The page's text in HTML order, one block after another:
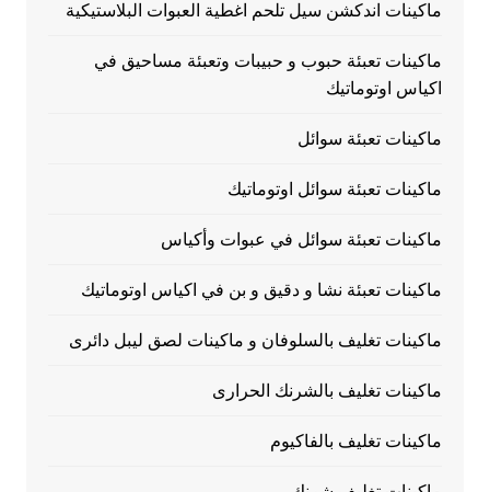
ماكينات اندكشن سيل تلحم اغطية العبوات البلاستيكية
ماكينات تعبئة حبوب و حبيبات وتعبئة مساحيق في
اكياس اوتوماتيك
ماكينات تعبئة سوائل
ماكينات تعبئة سوائل اوتوماتيك
ماكينات تعبئة سوائل في عبوات وأكياس
ماكينات تعبئة نشا و دقيق و بن في اكياس اوتوماتيك
ماكينات تغليف بالسلوفان و ماكينات لصق ليبل دائرى
ماكينات تغليف بالشرنك الحرارى
ماكينات تغليف بالفاكيوم